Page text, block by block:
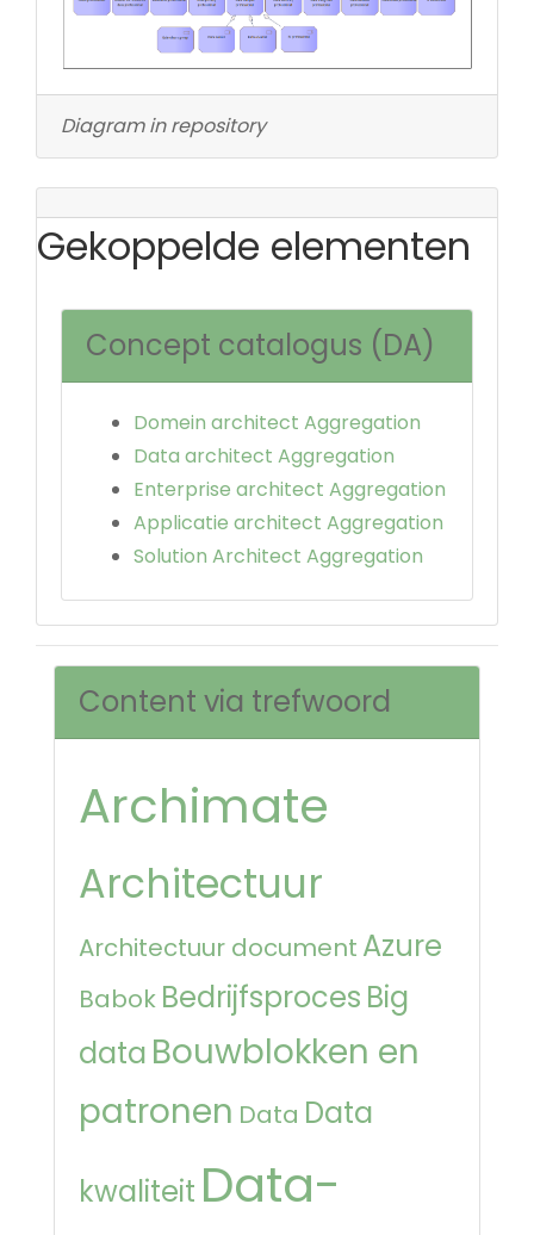
Diagram in repository
Gekoppelde elementen
Concept catalogus (DA)
Domein architect Aggregation
Data architect Aggregation
Enterprise architect Aggregation
Applicatie architect Aggregation
Solution Architect Aggregation
Content via trefwoord
Archimate
Architectuur
Architectuur document Azure
Babok Bedrijfsproces Big
data Bouwblokken en
patronen Data Data
kwaliteit Data-